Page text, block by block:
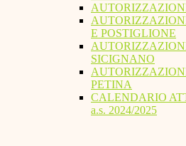
E POSTIGLIONE
SICIGNANO
PETINA
CALENDARIO
a.s. 2024/2025